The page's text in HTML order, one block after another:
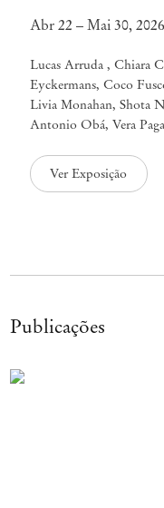
Abr 22 – Mai 30, 2026
Lucas Arruda , Chiara
Eyckermans, Coco
Livia Monahan, Shota
Antonio Obá, Vera
Lee Ufan, Sally von
Ver Exposição
Publicações